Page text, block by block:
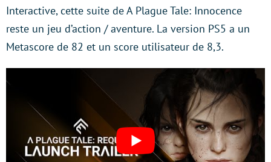
Interactive, cette suite de A Plague Tale: Innocence
reste un jeu d’action / aventure. La version PS5 a un
Metascore de 82 et un score utilisateur de 8,3.